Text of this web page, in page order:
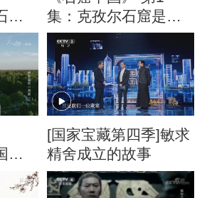
窟
祖
集：克孜尔石窟是多
种艺术融合后的全新
样式
的
[国家宝藏第四季]敏求
精舍成立的故事